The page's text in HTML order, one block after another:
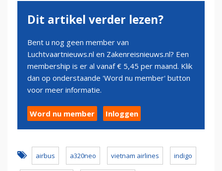
Dit artikel verder lezen?
Bent u nog geen member van
Luchtvaartnieuws.nl en Zakenreisnieuws.nl? Een
membership is er al vanaf € 5,45 per maand. Klik
dan op onderstaande 'Word nu member' button
voor meer informatie.
Word nu member Inloggen
airbus a320neo vietnam airlines indigo